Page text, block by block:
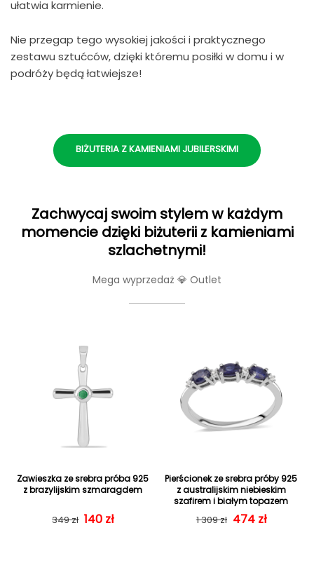
ułatwia karmienie.
Nie przegap tego wysokiej jakości i praktycznego
zestawu sztućców, dzięki któremu posiłki w domu i w
podróży będą łatwiejsze!
BIŻUTERIA Z KAMIENIAMI JUBILERSKIMI
Zachwycaj swoim stylem w każdym
momencie dzięki biżuterii z kamieniami
szlachetnymi!
Mega wyprzedaż 💎 Outlet
Zawieszka ze srebra próba 925
z brazylijskim szmaragdem
Cena regularna
349 zł Cena sprzedaży
140 zł
Pierścionek ze srebra próby 925
z australijskim niebieskim
szafirem i białym topazem
Cena
1 309 zł Cena
474 zł